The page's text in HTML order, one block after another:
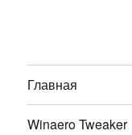
Главная
Winaero Tweaker